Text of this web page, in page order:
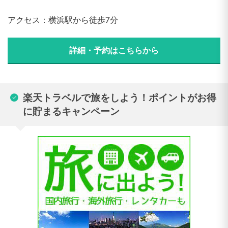
アクセス：横浜駅から徒歩7分
詳細・予約はこちらから
楽天トラベルで旅をしよう！ポイントがお得
に貯まるキャンペーン